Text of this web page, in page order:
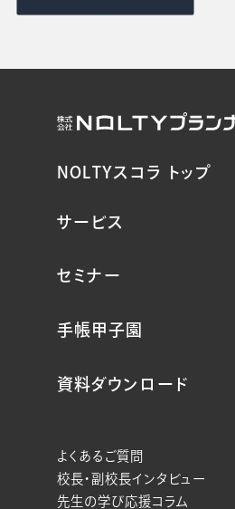
NOLTYスコラ トップ
サービス
セミナー
手帳甲子園
資料ダウンロード
よくあるご質問
校長・副校長インタビュー
先生の学び応援コラム